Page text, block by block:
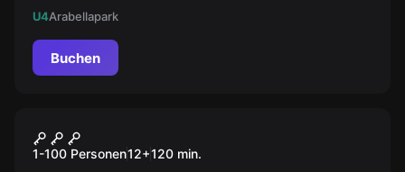
U4Arabellapark
Buchen
Office Online
1-100 Personen12+120 min.